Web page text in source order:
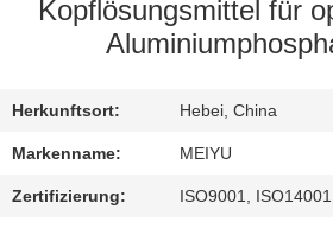
KONTAKT
MIT
UNS
Kopflösungsmittel für
Herkunftsort: Hebei, China
Markenname: MEIYU
Zertifizierung: ISO9001,